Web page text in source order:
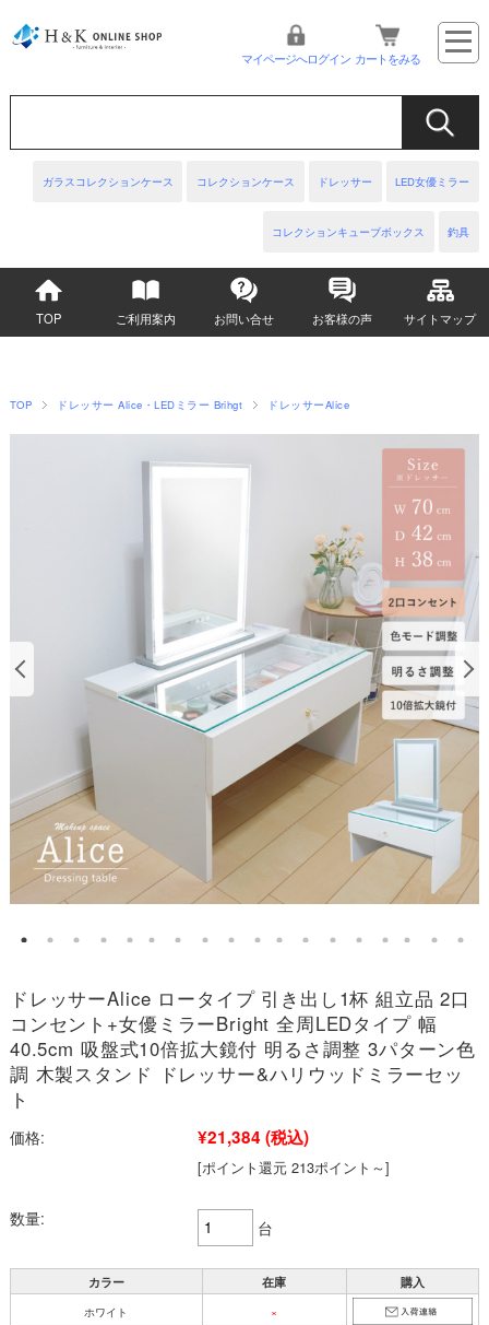
ガラスコレクションケース コレクションケース ドレッサー LED女優ミラー
コレクションキューブボックス 釣具
マイページへログイン カートをみる
TOP ご利用案内 お問い合せ お客様の声 サイトマップ
TOP ドレッサー Alice・LEDミラー Brihgt ドレッサーAlice
ドレッサーAlice ロータイプ 引き出し1杯 組立品 2口
コンセント+女優ミラーBright 全周LEDタイプ 幅
40.5cm 吸盤式10倍拡大鏡付 明るさ調整 3パターン色
調 木製スタンド ドレッサー&ハリウッドミラーセッ
ト
価格: ¥21,384 (税込)
[ポイント還元 213ポイント～]
数量: 台
カラー 在庫 購入
ホワイト ×